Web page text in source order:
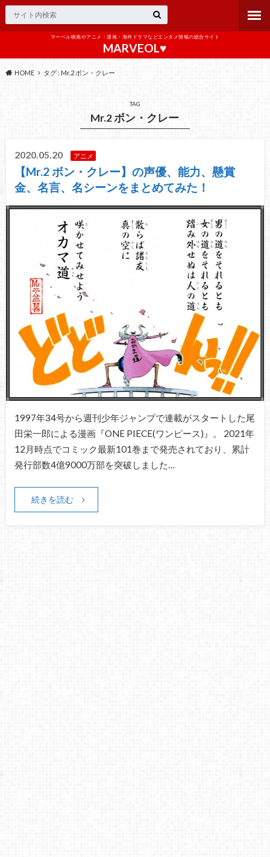
マーベル映画やアニメ・漫画・海外ドラマなどエンタメ情報の総合サイト
MARVEOL♥️
HOME タグ : Mr.2 ボン・クレー
TAG
Mr.2 ボン・クレー
2020.05.20 アニメ
【Mr.2 ボン・クレー】の声優、能力、懸賞
金、名言、名シーンをまとめてみた！
1997年34号から週刊少年ジャンプで連載がスタートした尾
田栄一郎による漫画『ONE PIECE(ワンピース)』。 2021年
12月時点でコミック最新101巻まで発売されており、累計
発行部数4億9000万部を突破しました…
続きを読む